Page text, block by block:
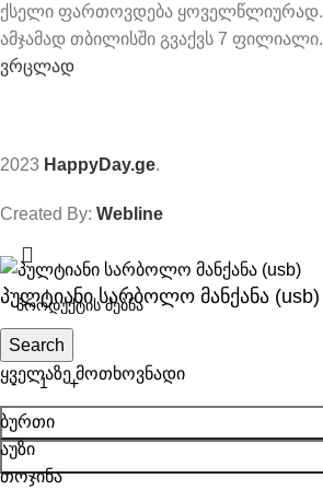
ქსელი ფართოვდება ყოველწლიურად.
ამჯამად თბილისში გვაქვს 7 ფილიალი.
ვრცლად
2023 HappyDay.ge.
Created By: Webline
Search
ყველაზე მოთხოვნადი
ბურთი
აუზი
თოჯინა
პულტიანი სარბოლო მანქანა (usb)
120.00₾